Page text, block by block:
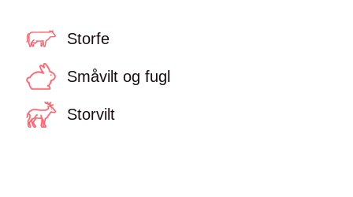
Storfe
Småvilt og fugl
Storvilt